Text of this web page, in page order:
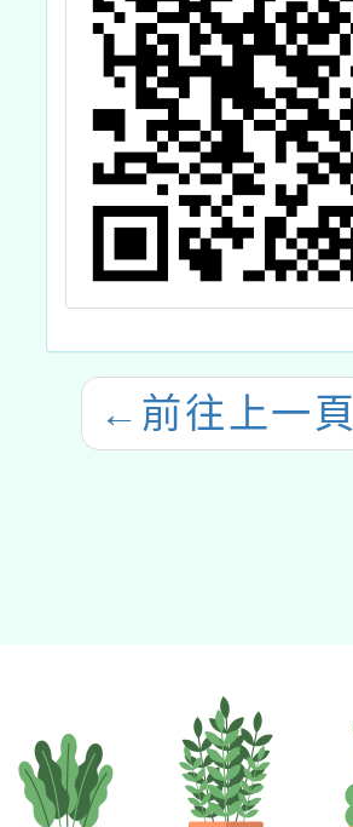
← 前往上一頁